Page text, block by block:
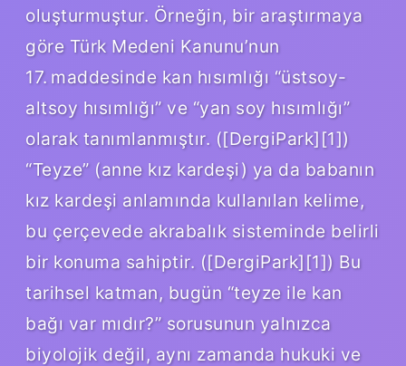
oluşturmuştur. Örneğin, bir araştırmaya
göre Türk Medeni Kanunu’nun
17. maddesinde kan hısımlığı “üstsoy-
altsoy hısımlığı” ve “yan soy hısımlığı”
olarak tanımlanmıştır. ([DergiPark][1])
“Teyze” (anne kız kardeşi) ya da babanın
kız kardeşi anlamında kullanılan kelime,
bu çerçevede akrabalık sisteminde belirli
bir konuma sahiptir. ([DergiPark][1]) Bu
tarihsel katman, bugün “teyze ile kan
bağı var mıdır?” sorusunun yalnızca
biyolojik değil, aynı zamanda hukuki ve